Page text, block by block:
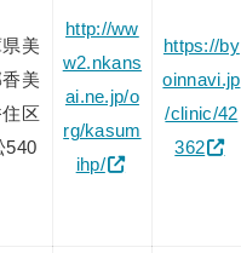
美
美
区
540
http://ww
w2.nkans
ai.ne.jp/o
rg/kasum
ihp/
https://by
oinnavi.jp
/clinic/42
362